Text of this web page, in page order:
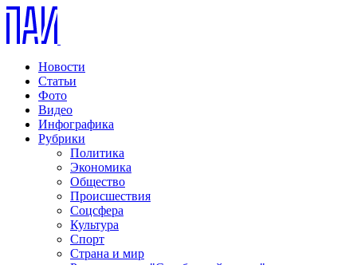
Новости
Статьи
Фото
Видео
Инфографика
Рубрики
Политика
Экономика
Общество
Происшествия
Соцсфера
Культура
Спорт
Страна и мир